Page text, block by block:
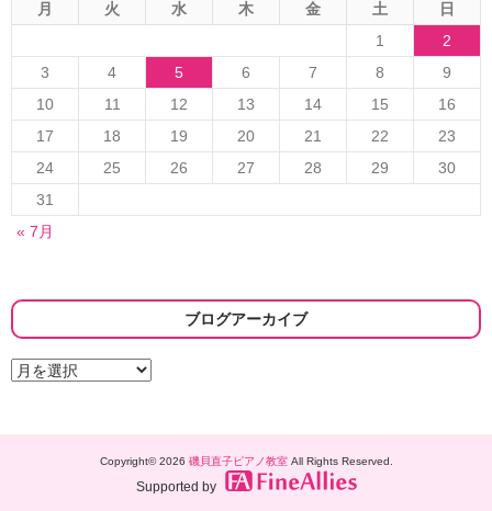
月 火 水 木 金 土
日
1
2
3
4 5 6 7 8
9
10
11 12 13 14 15
16
17
18 19 20 21 22
23
24
25 26 27 28 29
30
31
« 7月
ブログアーカイブ
ブ
ロ
Copyright© 2026 磯貝直子ピアノ教室All Rights Reserved.
Supported by